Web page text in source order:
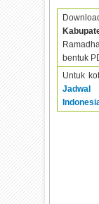
bentuk
Untuk